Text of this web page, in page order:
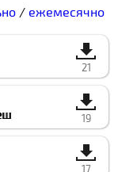
/ ежемесячно
21
19
17